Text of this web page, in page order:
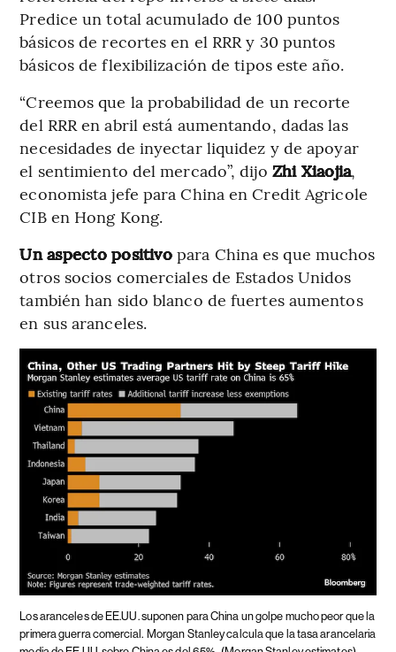
Predice un total acumulado de 100 puntos
básicos de recortes en el RRR y 30 puntos
básicos de flexibilización de tipos este año.
“Creemos que la probabilidad de un recorte
del RRR en abril está aumentando, dadas las
necesidades de inyectar liquidez y de apoyar
el sentimiento del mercado”, dijo Zhi Xiaojia,
economista jefe para China en Credit Agricole
CIB en Hong Kong.
Un aspecto positivopara China es que muchos
otros socios comerciales de Estados Unidos
también han sido blanco de fuertes aumentos
en sus aranceles.
Los aranceles de EE.UU. suponen para China un golpe mucho peor que la
primera guerra comercial. Morgan Stanley calcula que la tasa arancelaria